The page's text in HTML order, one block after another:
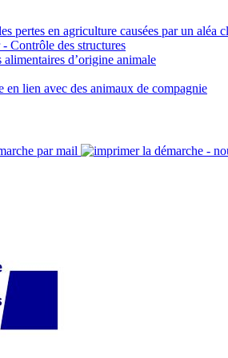
pertes en agriculture causées par un aléa
Contrôle des structures
d’origine animale
lien avec des animaux de compagnie